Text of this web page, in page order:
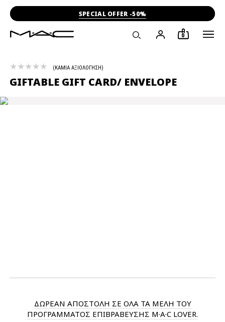
SPECIAL OFFER -50%
0
GIFTABLE GIFT CARD/ ENVELOPE
ΚΑΜΙΑ ΑΞΙΟΛΟΓΗΣΗ
ΔΩΡΕΑΝ ΑΠΟΣΤΟΛΗ ΣΕ ΟΛΑ ΤΑ ΜΕΛΗ ΤΟΥ
ΠΡΟΓΡΑΜΜΑΤΟΣ ΕΠΙΒΡΑΒΕΥΣΗΣ M·A·C LOVER.